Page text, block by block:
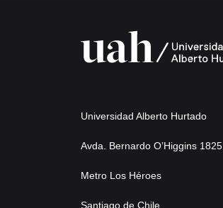
Universidad Alberto Hurtado
Avda. Bernardo O’Higgins 1825
Metro Los Héroes
Santiago de Chile